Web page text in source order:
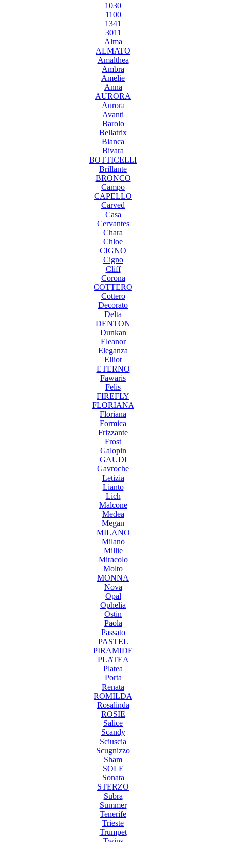
1030
1100
1341
3011
Alma
ALMATO
Amalthea
Ambra
Amelie
Anna
AURORA
Aurora
Avanti
Barolo
Bellatrix
Bianca
Bivara
BOTTICELLI
Brillante
BRONCO
Campo
CAPELLO
Carved
Casa
Cervantes
Chara
Chloe
CIGNO
Cigno
Cliff
Corona
COTTERO
Cottero
Decorato
Delta
DENTON
Dunkan
Eleanor
Eleganza
Elliot
ETERNO
Fawaris
Felis
FIREFLY
FLORIANA
Floriana
Formica
Frizzante
Frost
Galopin
GAUDI
Gavroche
Letizia
Lianto
Lich
Malcone
Medea
Megan
MILANO
Milano
Millie
Miracolo
Molto
MONNA
Nova
Opal
Ophelia
Ostin
Paola
Passato
PASTEL
PIRAMIDE
PLATEA
Platea
Porta
Renata
ROMILDA
Rosalinda
ROSIE
Salice
Scandy
Sciuscia
Scugnizzo
Sham
SOLE
Sonata
STERZO
Subra
Summer
Tenerife
Trieste
Trumpet